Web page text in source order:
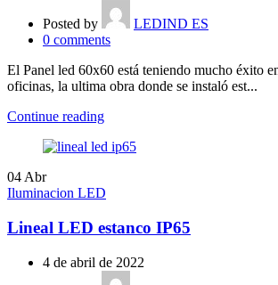
Posted by
LEDIND ES
0 comments
El Panel led 60x60 está teniendo mucho éxito
oficinas, la ultima obra donde se instaló est...
Continue reading
04Abr
Iluminacion LED
Lineal LED estanco IP65
4 de abril de 2022